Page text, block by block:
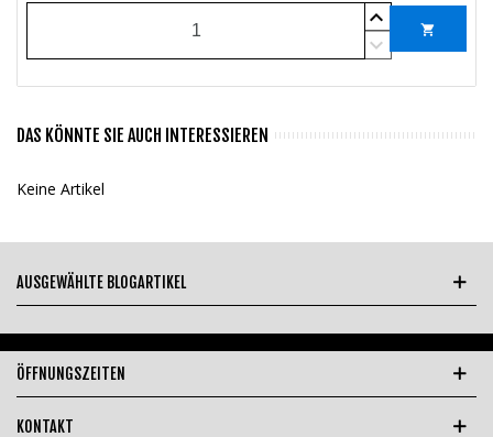
shopping_cart
DAS KÖNNTE SIE AUCH INTERESSIEREN
Keine Artikel
AUSGEWÄHLTE BLOGARTIKEL
ÖFFNUNGSZEITEN
KONTAKT